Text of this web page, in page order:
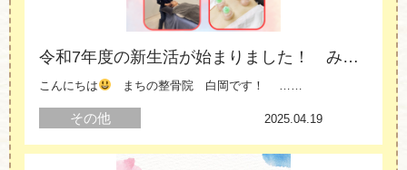
令和7年度の新生活が始まりました！ みなさん体調はいかがですか？
こんにちは まちの整骨院 白岡です！ ……
その他 2025.04.19